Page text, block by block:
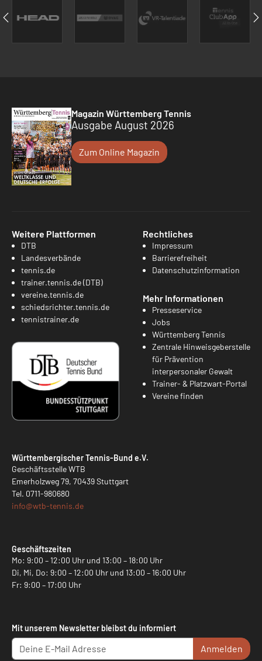
Magazin Württemberg Tennis
Ausgabe August 2026
Zum Online Magazin
Weitere Plattformen
DTB
Landesverbände
tennis.de
trainer.tennis.de (DTB)
vereine.tennis.de
schiedsrichter.tennis.de
tennistrainer.de
Rechtliches
Impressum
Barrierefreiheit
Datenschutzinformation
Mehr Informationen
Presseservice
Jobs
Württemberg Tennis
Zentrale Hinweisgeberstelle
für Prävention
interpersonaler Gewalt
Trainer- & Platzwart-Portal
Vereine finden
Württembergischer Tennis-Bund e.V.
Geschäftsstelle WTB
Emerholzweg 79, 70439 Stuttgart
Tel. 0711-980680
info@wtb-tennis.de
Geschäftszeiten
Mo: 9:00 – 12:00 Uhr und 13:00 – 18:00 Uhr
Di, Mi, Do: 9:00 – 12:00 Uhr und 13:00 – 16:00 Uhr
Fr: 9:00 – 17:00 Uhr
Mit unserem Newsletter bleibst du informiert
Anmelden